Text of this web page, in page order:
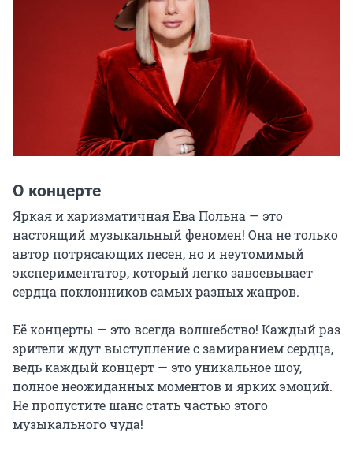
О концерте
Яркая и харизматичная Ева Польна — это
настоящий музыкальный феномен! Она не только
автор потрясающих песен, но и неутомимый
экспериментатор, который легко завоевывает
сердца поклонников самых разных жанров.
Её концерты — это всегда волшебство! Каждый раз
зрители ждут выступление с замиранием сердца,
ведь каждый концерт — это уникальное шоу,
полное неожиданных моментов и ярких эмоций.
Не пропустите шанс стать частью этого
музыкального чуда!